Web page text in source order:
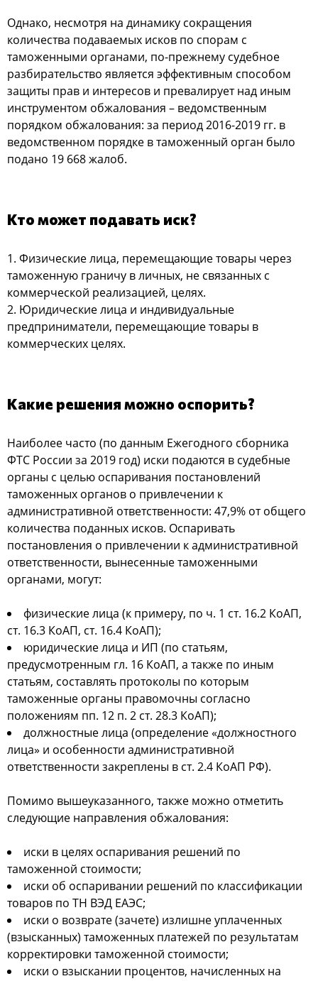
Однако, несмотря на динамику сокращения
количества подаваемых исков по спорам с
таможенными органами, по-прежнему судебное
разбирательство является эффективным способом
защиты прав и интересов и превалирует над иным
инструментом обжалования – ведомственным
порядком обжалования: за период 2016-2019 гг. в
ведомственном порядке в таможенный орган было
подано 19 668 жалоб.
Кто может подавать иск?
1. Физические лица, перемещающие товары через
таможенную граничу в личных, не связанных с
коммерческой реализацией, целях.
2. Юридические лица и индивидуальные
предприниматели, перемещающие товары в
коммерческих целях.
Какие решения можно оспорить?
Наиболее часто (по данным Ежегодного сборника
ФТС России за 2019 год) иски подаются в судебные
органы с целью оспаривания постановлений
таможенных органов о привлечении к
административной ответственности: 47,9% от общего
количества поданных исков. Оспаривать
постановления о привлечении к административной
ответственности, вынесенные таможенными
органами, могут:
физические лица (к примеру, по ч. 1 ст. 16.2 КоАП,
ст. 16.3 КоАП, ст. 16.4 КоАП);
юридические лица и ИП (по статьям,
предусмотренным гл. 16 КоАП, а также по иным
статьям, составлять протоколы по которым
таможенные органы правомочны согласно
положениям пп. 12 п. 2 ст. 28.3 КоАП);
должностные лица (определение «должностного
лица» и особенности административной
ответственности закреплены в ст. 2.4 КоАП РФ).
Помимо вышеуказанного, также можно отметить
следующие направления обжалования:
иски в целях оспаривания решений по
таможенной стоимости;
иски об оспаривании решений по классификации
товаров по ТН ВЭД ЕАЭС;
иски о возврате (зачете) излишне уплаченных
(взысканных) таможенных платежей по результатам
корректировки таможенной стоимости;
иски о взыскании процентов, начисленных на